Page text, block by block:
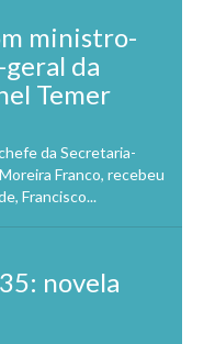
ministro-
da
Temer
da Secretaria-
Franco, recebeu
Francisco...
novela